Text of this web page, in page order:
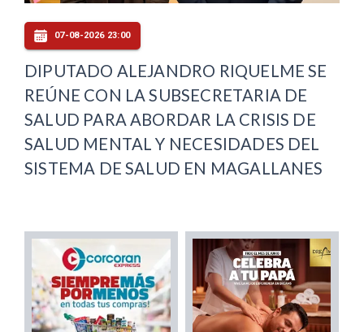
07-08-2026 23:00
DIPUTADO ALEJANDRO RIQUELME SE
REÚNE CON LA SUBSECRETARIA DE
SALUD PARA ABORDAR LA CRISIS DE
SALUD MENTAL Y NECESIDADES DEL
SISTEMA DE SALUD EN MAGALLANES